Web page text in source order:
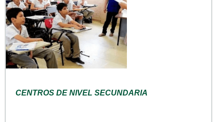
CENTROS DE NIVEL SECUNDARIA